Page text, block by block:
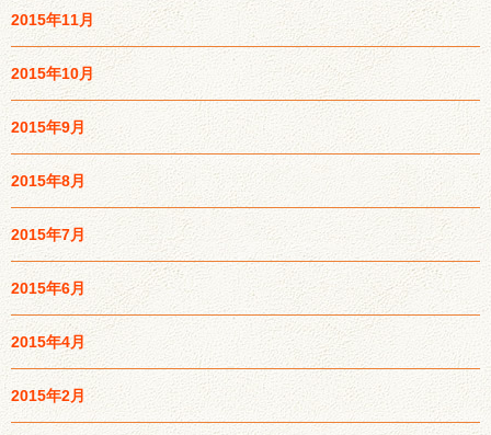
2015年11月
2015年10月
2015年9月
2015年8月
2015年7月
2015年6月
2015年4月
2015年2月